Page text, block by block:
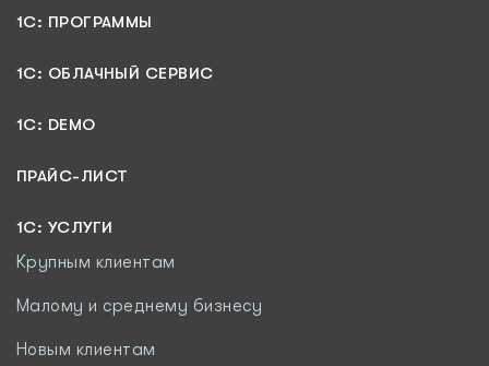
1С: ПРОГРАММЫ
1C: ОБЛАЧНЫЙ СЕРВИС
1C: DEMO
ПРАЙС-ЛИСТ
1С: УСЛУГИ
Крупным клиентам
Малому и среднему бизнесу
Новым клиентам